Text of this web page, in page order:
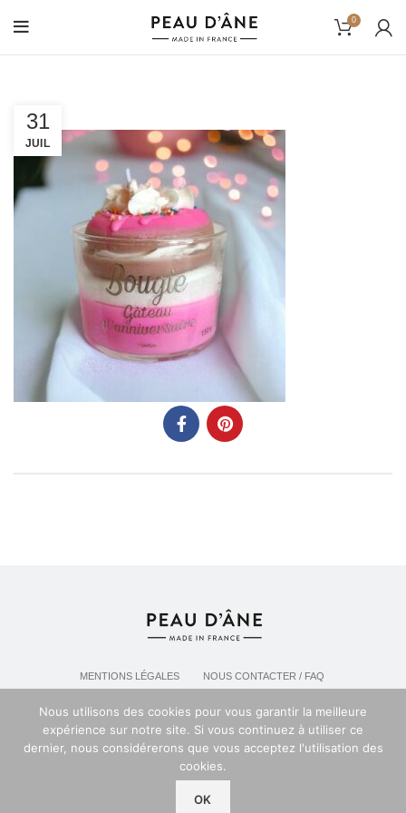
0
31
JUIL
MENTIONS LÉGALES
NOUS CONTACTER / FAQ
POLITIQUE DE CONFIDENTIALITÉ
Espace professionel PEAU D'ANE
Nous utilisons des cookies pour vous garantir la meilleure
expérience sur notre site. Si vous continuez à utiliser ce
dernier, nous considérerons que vous acceptez l'utilisation des
cookies.
OK